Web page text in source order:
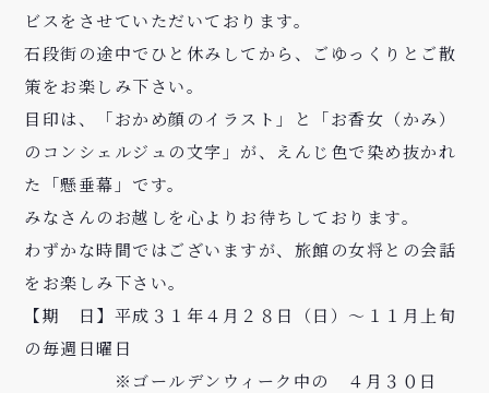
ビスをさせていただいております。
石段街の途中でひと休みしてから、ごゆっくりとご散
策をお楽しみ下さい。
目印は、「おかめ顔のイラスト」と「お香女（かみ）
のコンシェルジュの文字」が、えんじ色で染め抜かれ
た「懸垂幕」です。
みなさんのお越しを心よりお待ちしております。
わずかな時間ではございますが、旅館の女将との会話
をお楽しみ下さい。
【期 日】平成３１年４月２８日（日）～１１月上旬
の毎週日曜日
※ゴールデンウィーク中の ４月３０日